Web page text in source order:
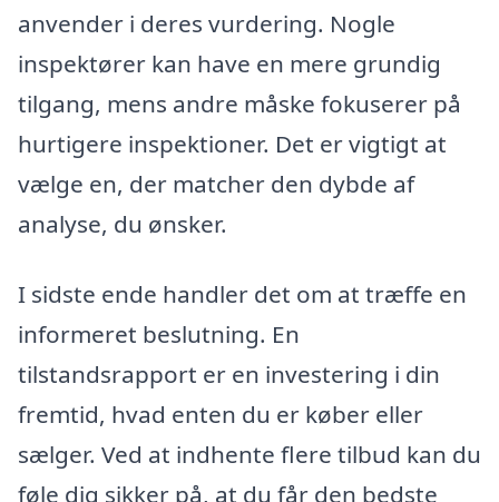
anvender i deres vurdering. Nogle
inspektører kan have en mere grundig
tilgang, mens andre måske fokuserer på
hurtigere inspektioner. Det er vigtigt at
vælge en, der matcher den dybde af
analyse, du ønsker.
I sidste ende handler det om at træffe en
informeret beslutning. En
tilstandsrapport er en investering i din
fremtid, hvad enten du er køber eller
sælger. Ved at indhente flere tilbud kan du
føle dig sikker på, at du får den bedste